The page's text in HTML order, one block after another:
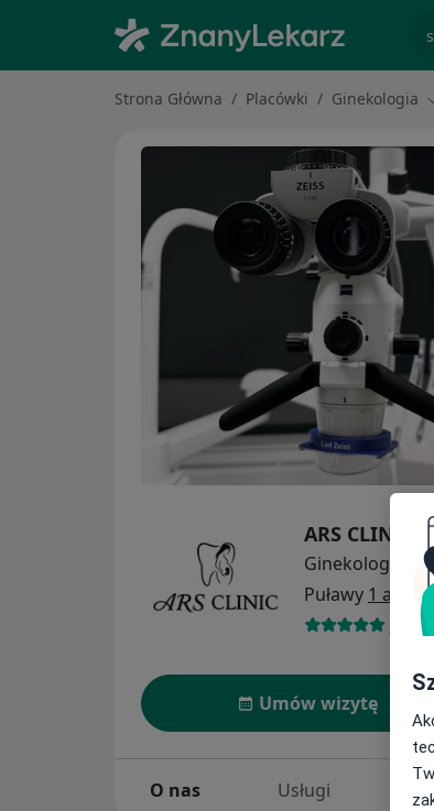
Strona Główna Placówki Ginekologia
ARS CLINIC
Ginekologia
Puławy 1 adres
63
Umów wizytę
O nas Usługi